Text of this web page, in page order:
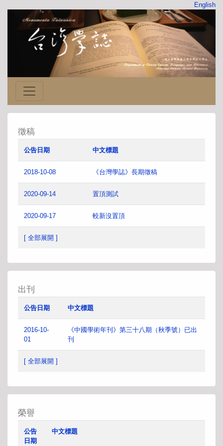
English
徵稿
公告日期 中文標題
2018-10-08 《台灣學誌》長期徵稿
2020-09-14 置頂測試
2020-09-17 較新沒置頂
[ 全部展開 ]
出刊
公告日期 中文標題
2016-10-
01
《中國學術年刊》第三十八期（秋季號）已出
刊
[ 全部展開 ]
榮譽
公告
日期
中文標題